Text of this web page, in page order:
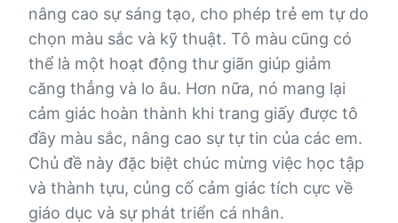
nâng cao sự sáng tạo, cho phép trẻ em tự do
chọn màu sắc và kỹ thuật. Tô màu cũng có
thể là một hoạt động thư giãn giúp giảm
căng thẳng và lo âu. Hơn nữa, nó mang lại
cảm giác hoàn thành khi trang giấy được tô
đầy màu sắc, nâng cao sự tự tin của các em.
Chủ đề này đặc biệt chúc mừng việc học tập
và thành tựu, củng cố cảm giác tích cực về
giáo dục và sự phát triển cá nhân.